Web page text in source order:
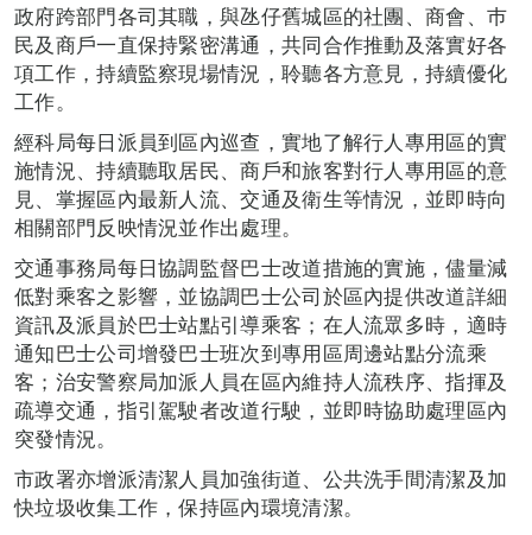
政府跨部門各司其職，與氹仔舊城區的社團、商會、巿
民及商戶一直保持緊密溝通，共同合作推動及落實好各
項工作，持續監察現場情況，聆聽各方意見，持續優化
工作。
經科局每日派員到區內巡查，實地了解行人專用區的實
施情況、持續聽取居民、商戶和旅客對行人專用區的意
見、掌握區內最新人流、交通及衛生等情況，並即時向
相關部門反映情況並作出處理。
交通事務局每日協調監督巴士改道措施的實施，儘量減
低對乘客之影響，並協調巴士公司於區內提供改道詳細
資訊及派員於巴士站點引導乘客；在人流眾多時，適時
通知巴士公司增發巴士班次到專用區周邊站點分流乘
客；治安警察局加派人員在區內維持人流秩序、指揮及
疏導交通，指引駕駛者改道行駛，並即時協助處理區內
突發情況。
市政署亦增派清潔人員加強街道、公共洗手間清潔及加
快垃圾收集工作，保持區內環境清潔。